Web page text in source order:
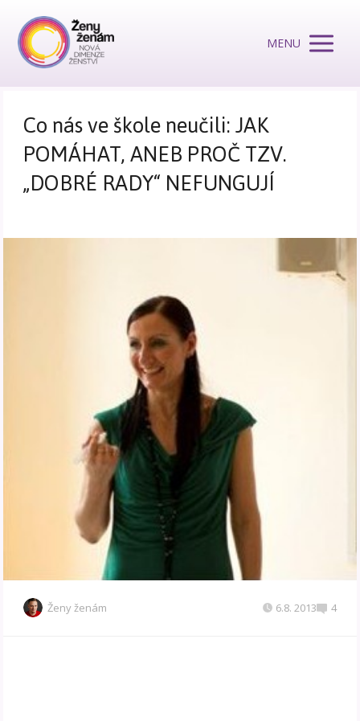
MENU
Co nás ve škole neučili: JAK
POMÁHAT, ANEB PROČ TZV.
„DOBRÉ RADY“ NEFUNGUJÍ
Ženy ženám 6.8. 2013 4